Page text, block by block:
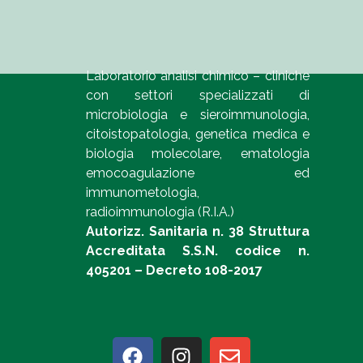
Laboratorio analisi chimico – cliniche
con settori specializzati di
microbiologia e sieroimmunologia,
citoistopatologia, genetica medica e
biologia molecolare, ematologia
emocoagulazione ed
immunometologia,
radioimmunologia (R.I.A.)
Autorizz. Sanitaria n. 38 Struttura
Accreditata S.S.N. codice n.
405201 – Decreto 108-2017